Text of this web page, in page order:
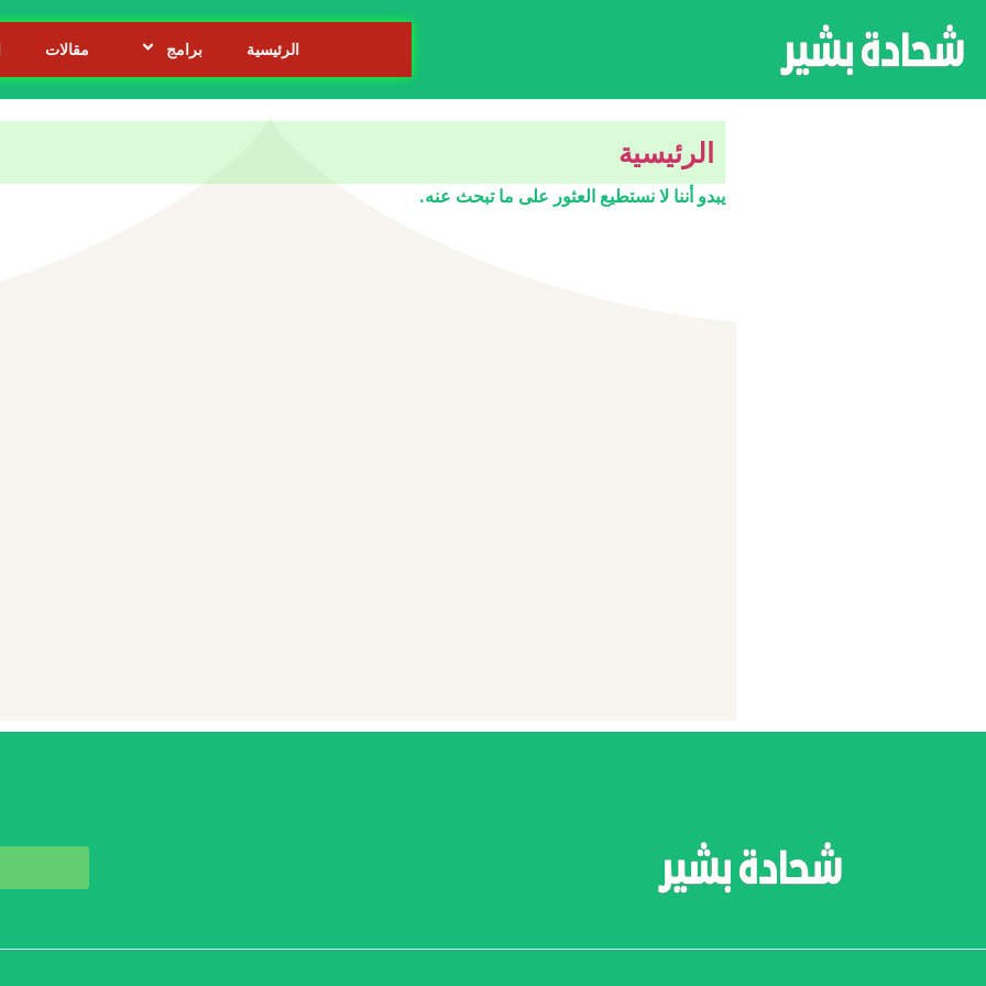
الرئيسية برامج مقالات
الرئيسية
يبدو أننا لا نستطيع العثور على ما تبحث عنه.